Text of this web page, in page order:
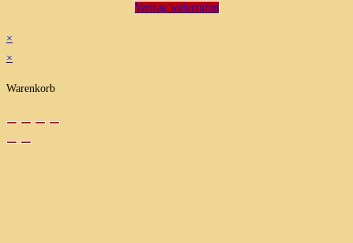
Vertrag widerrufen
×
×
Warenkorb